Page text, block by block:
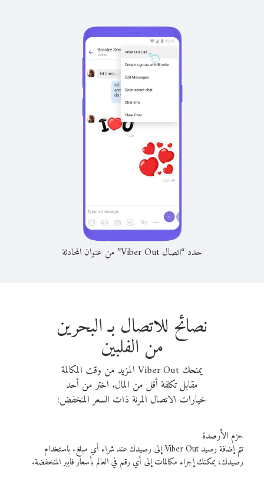
حدد “اتصال Viber Out” من عنوان المحادثة
نصائح للاتصال بـ البحرين
من الفلبين
يمنحك Viber Out المزيد من وقت المكالمة
مقابل تكلفة أقل من المال. اختر من أحد
خيارات الاتصال المرنة ذات السعر المنخفض:
حزم الأرصدة
تتم إضافة رصيد Viber Out إلى رصيدك عند شراء أي مبلغ. باستخدام
رصيدك، يمكنك إجراء مكالمات إلى أي رقم في العالم بأسعار فايبر المنخفضة.